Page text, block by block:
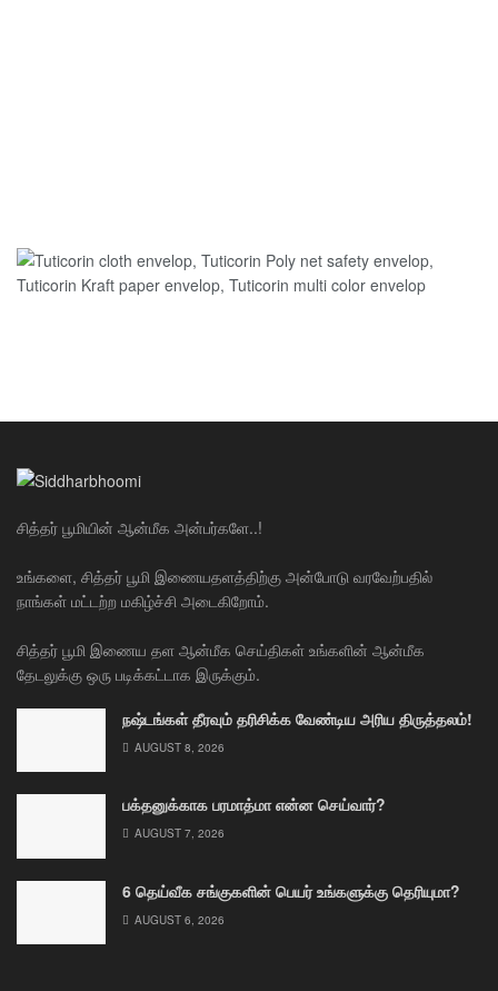
சித்தர் பூமியின் ஆன்மீக அன்பர்களே..!
உங்களை, சித்தர் பூமி இணையதளத்திற்கு அன்போடு வரவேற்பதில்
நாங்கள் மட்டற்ற மகிழ்ச்சி அடைகிறோம்.
சித்தர் பூமி இணைய தள ஆன்மீக செய்திகள் உங்களின் ஆன்மீக
தேடலுக்கு ஒரு படிக்கட்டாக இருக்கும்.
நஷ்டங்கள் தீரவும் தரிசிக்க வேண்டிய அரிய திருத்தலம்!
AUGUST 8, 2026
பக்தனுக்காக பரமாத்மா என்ன செய்வார்?
AUGUST 7, 2026
6 தெய்வீக சங்குகளின் பெயர் உங்களுக்கு தெரியுமா?
AUGUST 6, 2026